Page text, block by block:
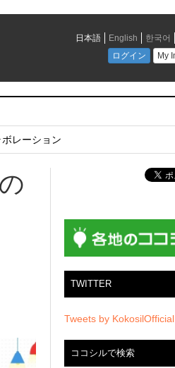
レーション
TWITTER
Tweets by KokosilOfficial
ココシルで検索